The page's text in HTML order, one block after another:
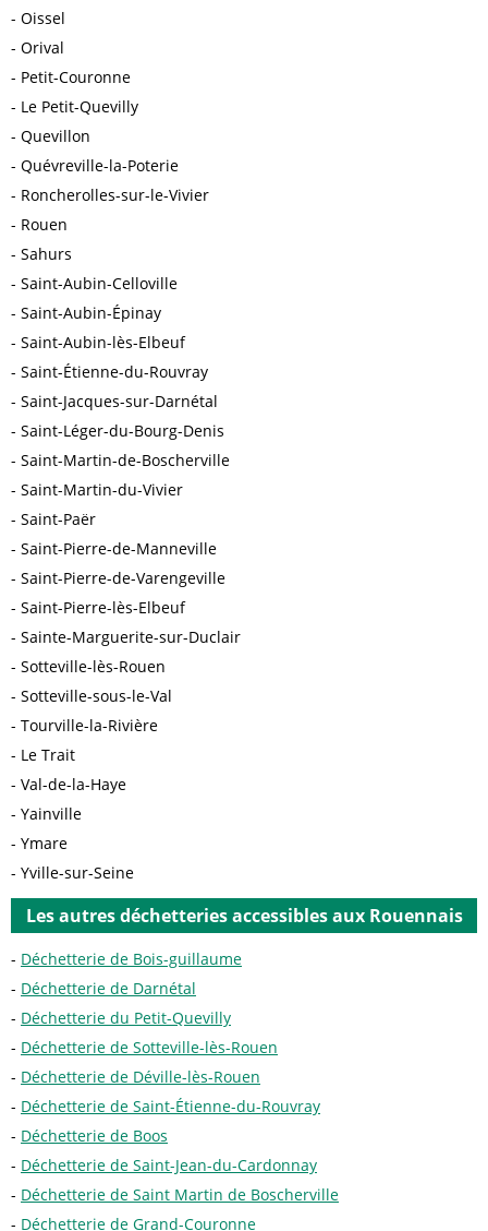
Oissel
Orival
Petit-Couronne
Le Petit-Quevilly
Quevillon
Quévreville-la-Poterie
Roncherolles-sur-le-Vivier
Rouen
Sahurs
Saint-Aubin-Celloville
Saint-Aubin-Épinay
Saint-Aubin-lès-Elbeuf
Saint-Étienne-du-Rouvray
Saint-Jacques-sur-Darnétal
Saint-Léger-du-Bourg-Denis
Saint-Martin-de-Boscherville
Saint-Martin-du-Vivier
Saint-Paër
Saint-Pierre-de-Manneville
Saint-Pierre-de-Varengeville
Saint-Pierre-lès-Elbeuf
Sainte-Marguerite-sur-Duclair
Sotteville-lès-Rouen
Sotteville-sous-le-Val
Tourville-la-Rivière
Le Trait
Val-de-la-Haye
Yainville
Ymare
Yville-sur-Seine
Les autres déchetteries accessibles aux Rouennais
Déchetterie de Bois-guillaume
Déchetterie de Darnétal
Déchetterie du Petit-Quevilly
Déchetterie de Sotteville-lès-Rouen
Déchetterie de Déville-lès-Rouen
Déchetterie de Saint-Étienne-du-Rouvray
Déchetterie de Boos
Déchetterie de Saint-Jean-du-Cardonnay
Déchetterie de Saint Martin de Boscherville
Déchetterie de Grand-Couronne